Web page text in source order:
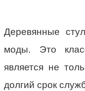
Деревянные
моды. Это
является не
долгий срок